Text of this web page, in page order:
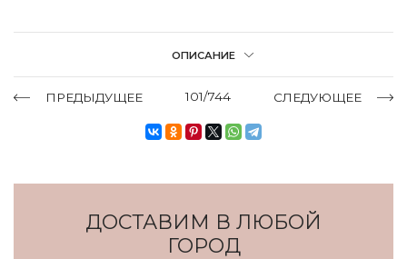
ОПИСАНИЕ
ПРЕДЫДУЩЕЕ 101/744 СЛЕДУЮЩЕЕ
ДОСТАВИМ В ЛЮБОЙ
ГОРОД